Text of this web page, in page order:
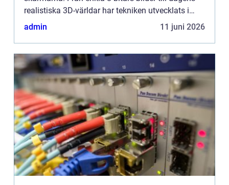
realistiska 3D-världar har tekniken utvecklats i
rasande takt. ...
admin 11 juni 2026